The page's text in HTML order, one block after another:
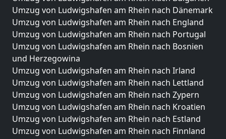
Umzug von Ludwigshafen am Rhein nach Dänemark
Umzug von Ludwigshafen am Rhein nach England
Umzug von Ludwigshafen am Rhein nach Portugal
Umzug von Ludwigshafen am Rhein nach Bosnien
und Herzegowina
Umzug von Ludwigshafen am Rhein nach Irland
Umzug von Ludwigshafen am Rhein nach Lettland
Umzug von Ludwigshafen am Rhein nach Zypern
Umzug von Ludwigshafen am Rhein nach Kroatien
Umzug von Ludwigshafen am Rhein nach Estland
Umzug von Ludwigshafen am Rhein nach Finnland